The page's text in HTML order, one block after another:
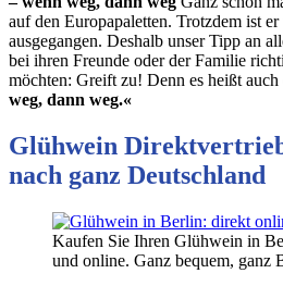
auf den Europapaletten. Trotzdem ist
ausgegangen. Deshalb unser Tipp an
bei ihren Freunde oder der Familie
möchten: Greift zu! Denn es heißt auch
weg, dann weg.«
Glühwein
nach ganz Deutschland
Kaufen Sie Ihren Glühwein in
und online. Ganz bequem, ganz